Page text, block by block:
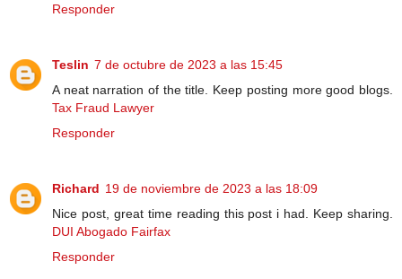
Responder
Teslin 7 de octubre de 2023 a las 15:45
A neat narration of the title. Keep posting more good blogs.
Tax Fraud Lawyer
Responder
Richard 19 de noviembre de 2023 a las 18:09
Nice post, great time reading this post i had. Keep sharing.
DUI Abogado Fairfax
Responder